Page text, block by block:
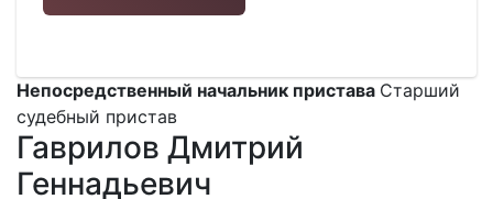
Непосредственный начальник пристава Старший
судебный пристав
Гаврилов Дмитрий
Геннадьевич